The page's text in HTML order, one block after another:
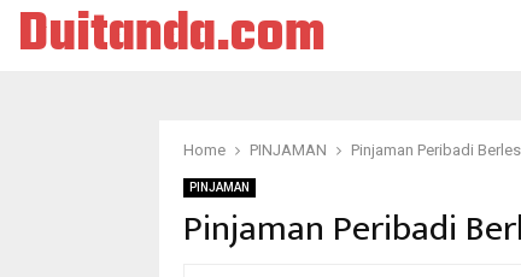
Duitanda.com
Home PINJAMAN Pinjaman Peribadi
PINJAMAN
Pinjaman Peribadi